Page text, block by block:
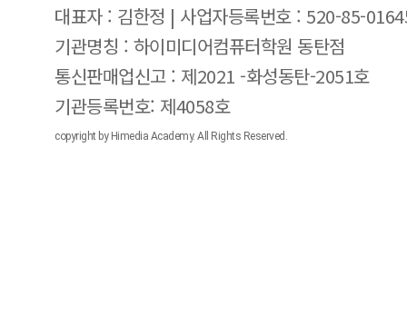
대표자 : 김한정 | 사업자등록번호 : 520-85-
기관명칭 : 하이미디어컴퓨터학원 동탄점
통신판매업신고 : 제2021 -화성동탄-2051호
기관등록번호: 제4058호
copyright by Himedia Academy. All Rights Reserved.